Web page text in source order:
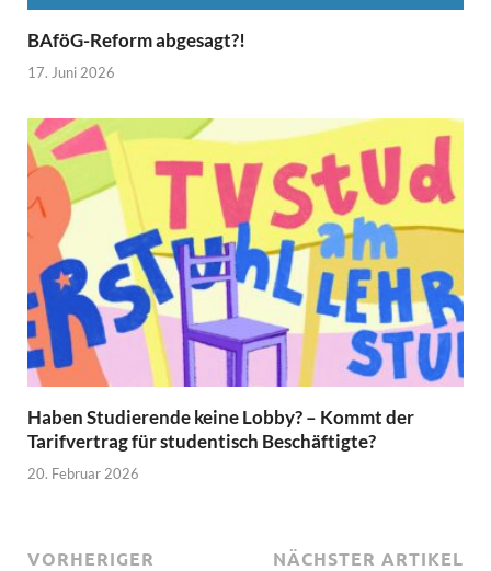
BAföG-Reform abgesagt?!
17. Juni 2026
Haben Studierende keine Lobby? – Kommt der
Tarifvertrag für studentisch Beschäftigte?
20. Februar 2026
VORHERIGER
NÄCHSTER ARTIKEL